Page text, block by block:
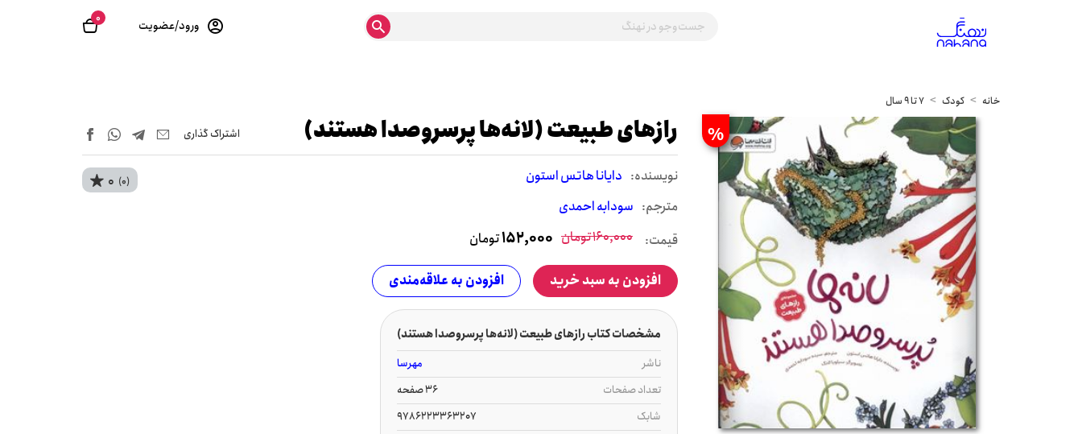
0 ورود/عضویت
خانه کودک 7 تا 9 سال
% رازهای طبیعت (لانه‌ها پرسروصدا هستند) اشتراک‌ گذاری
نويسنده: دایانا هاتس استون
مترجم: سودابه احمدی
0 (0)
قیمت: 160,000تومان 152,000تومان
افزودن به سبد خرید افزودن به علاقه‌مندی
مشخصات کتاب رازهای طبیعت (لانه‌ها پرسروصدا هستند)
ناشر
مهرسا
تعداد صفحات
36 صفحه
شابک
9786223363207